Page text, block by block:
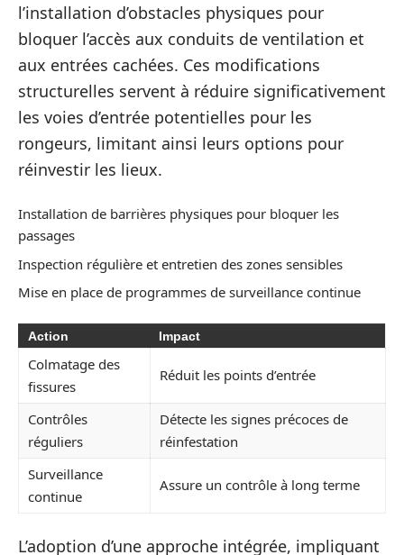
l’installation d’obstacles physiques pour
bloquer l’accès aux conduits de ventilation et
aux entrées cachées. Ces modifications
structurelles servent à réduire significativement
les voies d’entrée potentielles pour les
rongeurs, limitant ainsi leurs options pour
réinvestir les lieux.
Installation de barrières physiques pour bloquer les
passages
Inspection régulière et entretien des zones sensibles
Mise en place de programmes de surveillance continue
Action Impact
Colmatage des
fissures
Réduit les points d’entrée
Contrôles
réguliers
Détecte les signes précoces de
réinfestation
Surveillance
continue
Assure un contrôle à long terme
L’adoption d’une approche intégrée, impliquant